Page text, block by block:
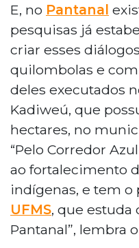
E, no Pantanal
pesquisas já
criar esses
quilombolas e
deles executados
Kadiweú, que
hectares, no
“Pelo Corredor
ao fortalecimento
indígenas, e tem o
UFMS, que estuda
Pantanal”, lembra